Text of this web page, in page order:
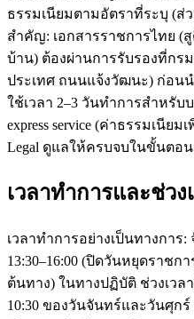
ธรรมเนียมตามอัตราที่ระบุ (ส่
สำคัญ: เอกสารราชการไทย (
บ้าน) ต้องผ่านการรับรองที่กร
ประเทศ ถนนแจ้งวัฒนะ) ก่อ
ใช้เวลา 2–3 วันทำการสำหรั
express service (ค่าธรรมเนีย
Legal ดูแลให้ครบจบในขั้นตอ
เวลาทำการและช่วง
เวลาทำการอย่างเป็นทางการ:
13:30–16:00 (ปิดวันหยุดราช
ต้นทาง) ในทางปฏิบัติ ช่วงเวล
10:30 ของวันจันทร์และวันศุก